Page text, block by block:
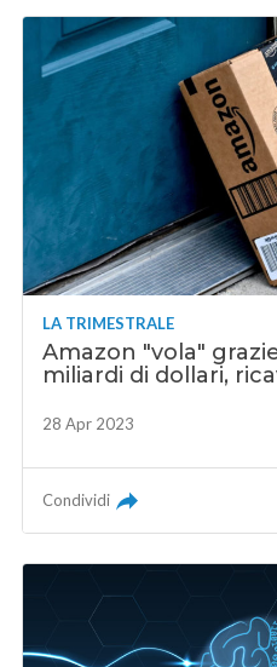
LA TRIMESTRALE
Amazon "vola"
miliardi di dollari,
28 Apr 2023
Condividi